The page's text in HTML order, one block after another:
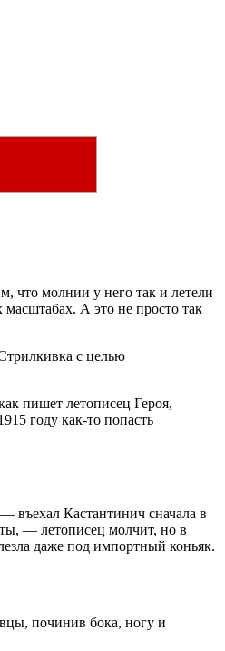
что молнии у него так и летели
А это не просто так
с целью
пишет летописец Героя,
году как-то попасть
Кастантинич сначала в
— летописец молчит, но в
даже под импортный коньяк.
починив бока, ногу и